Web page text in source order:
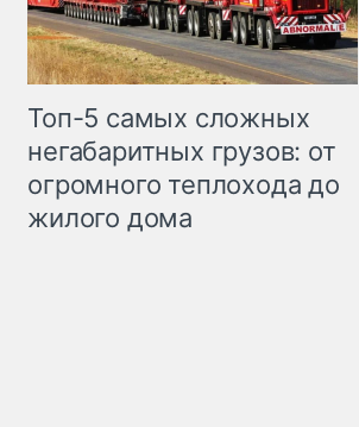
Топ-5 самых сложных
негабаритных грузов: от
огромного теплохода до
жилого дома